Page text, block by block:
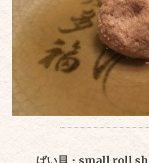
ばい貝・small roll